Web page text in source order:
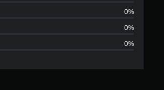
分
為
5
顆
0%
0%
0%